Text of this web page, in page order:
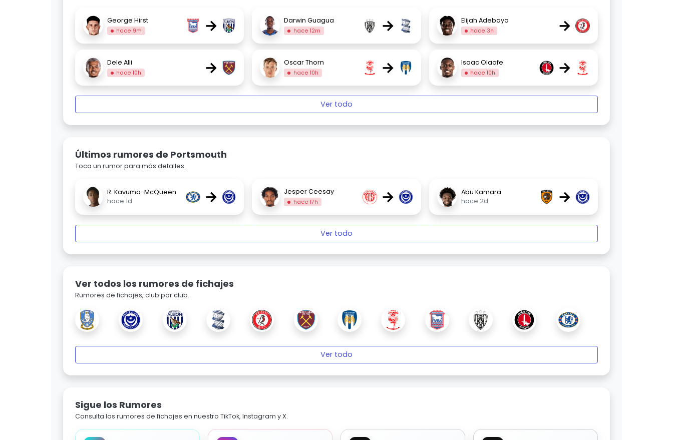
George Hirst
hace 9m → Darwin Guagua
hace 12m → Elijah Adebayo
hace 3h →
Dele Alli
hace 10h → Oscar Thorn
hace 10h → Isaac Olaofe
hace 10h →
Ver todo
Últimos rumores de Portsmouth
Toca un rumor para más detalles.
R. Kavuma-McQueen
hace 1d
→ Jesper Ceesay
hace 17h →
Abu Kamara
hace 2d
→
Ver todo
Ver todos los rumores de fichajes
Rumores de fichajes, club por club.
Ver todo
Sigue los Rumores
Consulta los rumores de fichajes en nuestro TikTok, Instagram y X.